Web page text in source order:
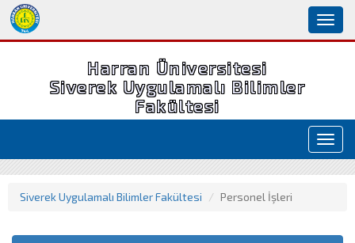
Harran Üniversitesi
Siverek Uygulamalı Bilimler
Fakültesi
Siverek Uygulamalı Bilimler Fakültesi Personel İşleri